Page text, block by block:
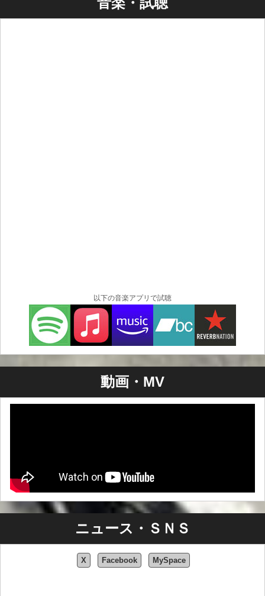
主な職歴：
国、BedroomBrain Records
２００７年～２００９年 TOKEE、Israel 、
DopeRecords名で３枚のCDを作曲して、リリースした。
２００９年 PAINDONORというペンネームで１枚のCD
を発売、イスラエル、DopeRecords
を発売（作曲、アレンジ、ミキシングを担当）、ロシア
トロニクス、家庭用電気器具に関する専門的知識
外国語： 英語、ロシア語、ヘブライ語
以下の音楽アプリで試聴
動画・MV
ニュース・ＳＮＳ
X Facebook MySpace